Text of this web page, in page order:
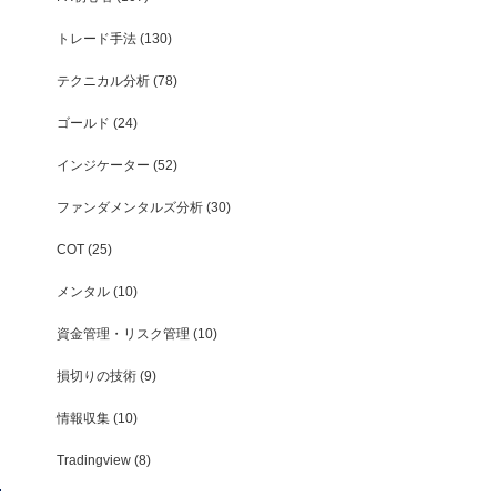
トレード手法 (130)
テクニカル分析 (78)
ゴールド (24)
インジケーター (52)
ファンダメンタルズ分析 (30)
COT (25)
メンタル (10)
資金管理・リスク管理 (10)
損切りの技術 (9)
情報収集 (10)
Tradingview (8)